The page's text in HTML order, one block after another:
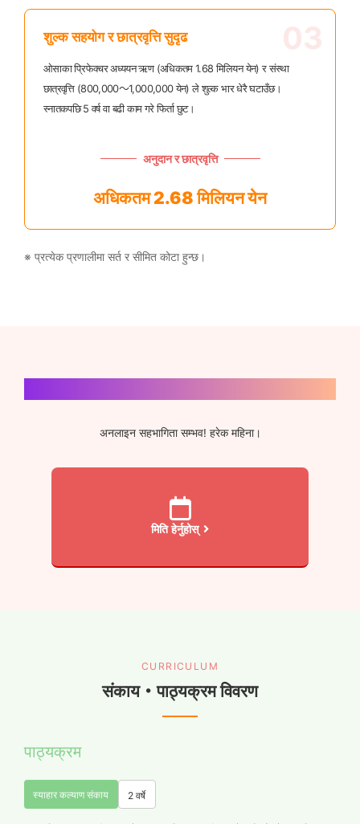
शुल्क सहयोग र छात्रवृत्ति सुदृढ
ओसाका प्रिफेक्चर अध्ययन ऋण (अधिकतम 1.68 मिलियन येन) र संस्था
छात्रवृत्ति (800,000〜1,000,000 येन) ले शुल्क भार धेरै घटाउँछ।
स्नातकपछि 5 वर्ष वा बढी काम गरे फिर्ता छुट।
अनुदान र छात्रवृत्ति
अधिकतम 2.68 मिलियन येन
※ प्रत्येक प्रणालीमा सर्त र सीमित कोटा हुन्छ।
अनलाइन सहभागिता सम्भव! हरेक महिना।
मिति हेर्नुहोस्
CURRICULUM
संकाय・पाठ्यक्रम विवरण
पाठ्यक्रम
स्याहार कल्याण संकाय 2 वर्षे